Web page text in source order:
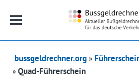
bussgeldrechner.org
Quad-Führerschein